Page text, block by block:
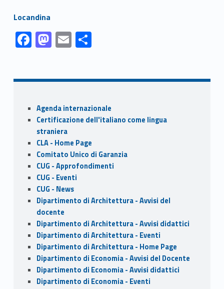
Link identifier #identifier__5560-1Locandina
Link identifier #identifier__91902-1
F
ac
b
o
o
k
Link identifier #identifier__68623-2 M
as
d
o
n
Link identifier #identifier__153206-3 E
m
l
Link identifier #identifier__95775-4 S
h
e
Sidebar
Agenda internazionale
Certificazione dell'italiano come lingua
straniera
CLA - Home Page
Comitato Unico di Garanzia
CUG - Approfondimenti
CUG - Eventi
CUG - News
Dipartimento di Architettura - Avvisi del
docente
Dipartimento di Architettura - Avvisi didattici
Dipartimento di Architettura - Eventi
Dipartimento di Architettura - Home Page
Dipartimento di Economia - Avvisi del Docente
Dipartimento di Economia - Avvisi didattici
Dipartimento di Economia - Eventi